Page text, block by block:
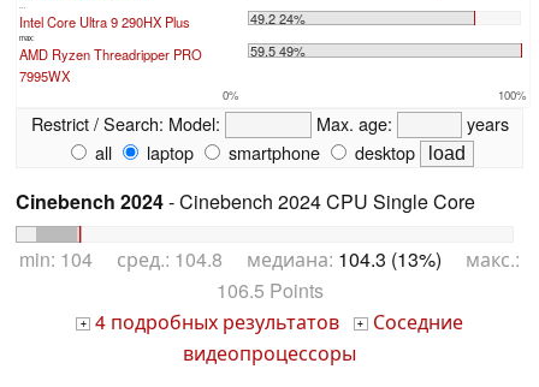
Intel Core Ultra 9 290HX Plus 49.2 24%
max:
AMD Ryzen Threadripper PRO
7995WX
59.5 49%
0% 100%
Restrict / Search: Model: Max. age:
years
all
laptop smartphone desktop
Cinebench 2024- Cinebench 2024 CPU Single Core
min: 104 сред.: 104.8 медиана: 104.3 (13%) макс.:
106.5 Points
+ 4 подробных результатов + Соседние
видеопроцессоры